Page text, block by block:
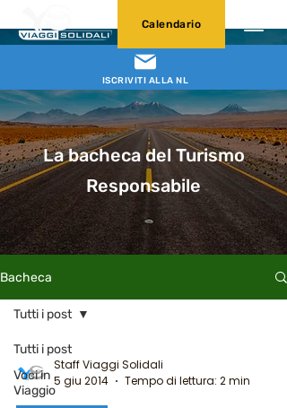
ISCRIVITI ALLA NL
Calendario
La bacheca del Turismo
Responsabile
Bacheca
Tutti i post
Voci in
Viaggio
Tutti i post
Staff Viaggi Solidali
5 giu 2014
Tempo di lettura: 2 min